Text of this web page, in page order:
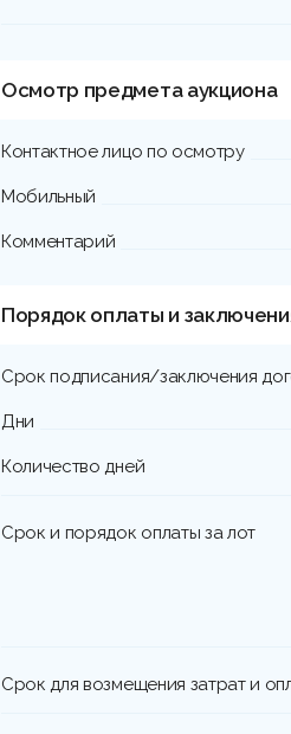
Осмотр предмета аукциона
Контактное лицо по осмотру
Мобильный
Комментарий
Порядок оплаты и
Срок подписания/заключения
Дни
Количество дней
Срок и порядок оплаты за лот
Срок для возмещения затрат и